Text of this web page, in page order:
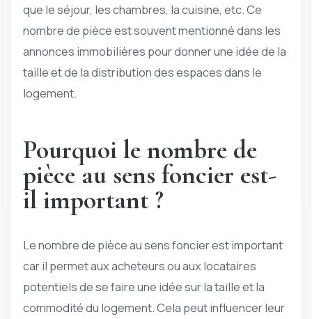
que le séjour, les chambres, la cuisine, etc. Ce
nombre de pièce est souvent mentionné dans les
annonces immobilières pour donner une idée de la
taille et de la distribution des espaces dans le
logement.
Pourquoi le nombre de
pièce au sens foncier est-
il important ?
Le nombre de pièce au sens foncier est important
car il permet aux acheteurs ou aux locataires
potentiels de se faire une idée sur la taille et la
commodité du logement. Cela peut influencer leur